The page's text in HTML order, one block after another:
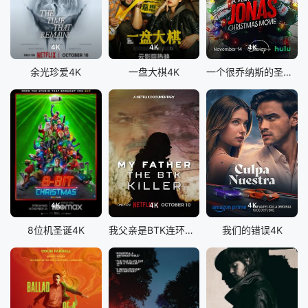
4K
余光珍爱4K
4K
一盘大棋4K
4K
一个很乔纳斯的圣诞节4K
4K
8位机圣诞4K
4K
我父亲是BTK连环杀手4K
4K
我们的错误4K